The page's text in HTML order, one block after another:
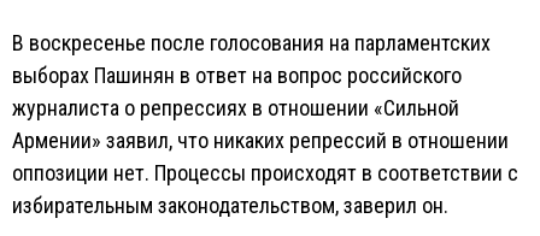
В воскресенье после голосования на парламентских
выборах Пашинян в ответ на вопрос российского
журналиста о репрессиях в отношении «Сильной
Армении» заявил, что никаких репрессий в отношении
оппозиции нет. Процессы происходят в соответствии с
избирательным законодательством, заверил он.